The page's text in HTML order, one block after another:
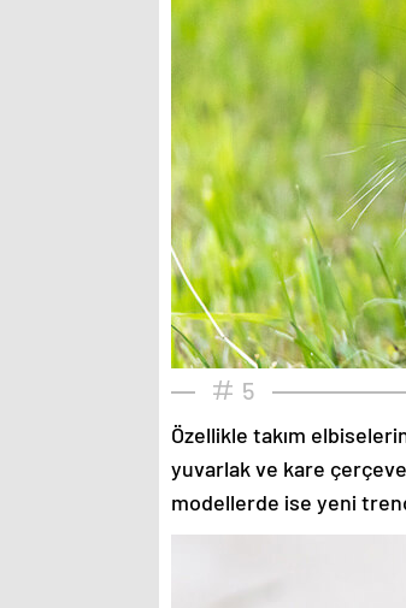
5
Özellikle takım
yuvarlak ve kare
modellerde ise yeni